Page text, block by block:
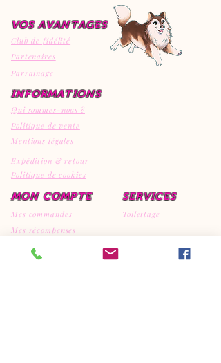
VOS AVANTAGES
Club de fidélité
Partenaires
Parrainage
INFORMATIONS
Qui sommes-nous ?
Politique de vente
Mentions légales
Expédition & retour
Politique de cookies
MON COMPTE SERVICES
Mes commandes
Toilettage
Mes récompenses
Mes avis